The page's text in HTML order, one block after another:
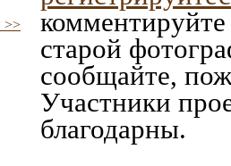
>>
старой
сообщайте,
Участники
благодарны.